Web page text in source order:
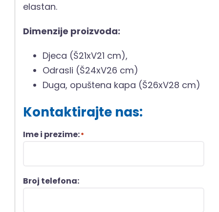
elastan.
Dimenzije proizvoda:
Djeca (Š21xV21 cm),
Odrasli (Š24xV26 cm)
Duga, opuštena kapa (Š26xV28 cm)
Kontaktirajte nas:
Ime i prezime:*
Broj telefona: